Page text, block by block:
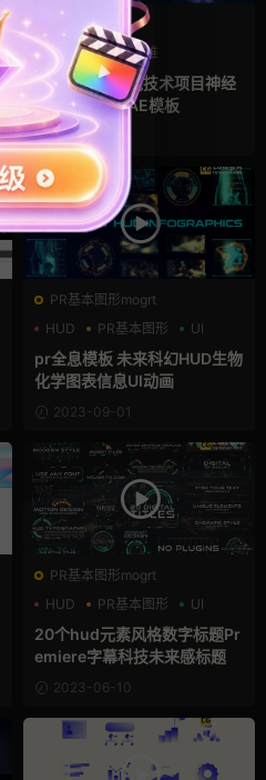
AE模板
AI
HUD 三维
AI数字人工智能技术项目神经
网络科技片头AE模板
2023-11-17
PR基本图形mogrt
HUD
PR基本图形 UI
pr全息模板 未来科幻HUD生物
化学图表信息UI动画
2023-09-01
PR基本图形mogrt
HUD
PR基本图形 UI
20个hud元素风格数字标题Pr
emiere字幕科技未来感标题
2023-06-10